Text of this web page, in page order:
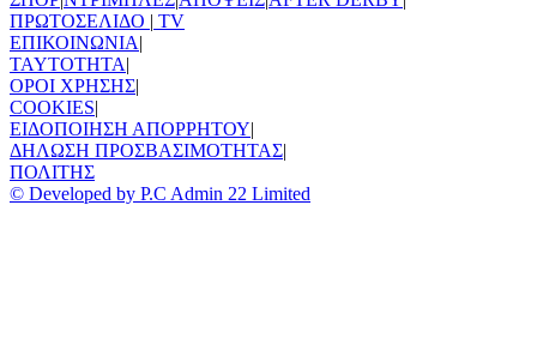
ΠΡΩΤΟΣΕΛΙΔΟ | TV
ΕΠΙΚΟΙΝΩΝΙΑ|
TAYTOTHTA|
ΟΡΟΙ ΧΡΗΣΗΣ|
COOKIES|
ΕΙΔΟΠΟΙΗΣΗ ΑΠΟΡΡΗΤΟΥ|
ΔΗΛΩΣΗ ΠΡΟΣΒΑΣΙΜΟΤΗΤΑΣ|
ΠΟΛΙΤΗΣ
© Developed by P.C Admin 22 Limited